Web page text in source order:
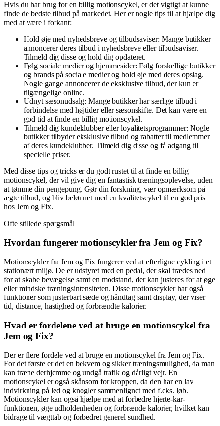
Hvis du har brug for en billig motionscykel, er det vigtigt at kunne
finde de bedste tilbud på markedet. Her er nogle tips til at hjælpe dig
med at være i forkant:
Hold øje med nyhedsbreve og tilbudsaviser: Mange butikker
annoncerer deres tilbud i nyhedsbreve eller tilbudsaviser.
Tilmeld dig disse og hold dig opdateret.
Følg sociale medier og hjemmesider: Følg forskellige butikker
og brands på sociale medier og hold øje med deres opslag.
Nogle gange annoncerer de eksklusive tilbud, der kun er
tilgængelige online.
Udnyt sæsonudsalg: Mange butikker har særlige tilbud i
forbindelse med højtider eller sæsonskifte. Det kan være en
god tid at finde en billig motionscykel.
Tilmeld dig kundeklubber eller loyalitetsprogrammer: Nogle
butikker tilbyder eksklusive tilbud og rabatter til medlemmer
af deres kundeklubber. Tilmeld dig disse og få adgang til
specielle priser.
Med disse tips og tricks er du godt rustet til at finde en billig
motionscykel, der vil give dig en fantastisk træningsoplevelse, uden
at tømme din pengepung. Gør din forskning, vær opmærksom på
ægte tilbud, og bliv belønnet med en kvalitetscykel til en god pris
hos Jem og Fix.
Ofte stillede spørgsmål
Hvordan fungerer motionscykler fra Jem og Fix?
Motionscykler fra Jem og Fix fungerer ved at efterligne cykling i et
stationært miljø. De er udstyret med en pedal, der skal trædes ned
for at skabe bevægelse samt en modstand, der kan justeres for at øge
eller mindske træningsintensiteten. Disse motionscykler har også
funktioner som justerbart sæde og håndtag samt display, der viser
tid, distance, hastighed og forbrændte kalorier.
Hvad er fordelene ved at bruge en motionscykel fra
Jem og Fix?
Der er flere fordele ved at bruge en motionscykel fra Jem og Fix.
For det første er det en bekvem og sikker træningsmulighed, da man
kan træne derhjemme og undgå trafik og dårligt vejr. En
motionscykel er også skånsom for kroppen, da den har en lav
indvirkning på led og knogler sammenlignet med f.eks. løb.
Motionscykler kan også hjælpe med at forbedre hjerte-kar-
funktionen, øge udholdenheden og forbrænde kalorier, hvilket kan
bidrage til vægttab og forbedret generel sundhed.